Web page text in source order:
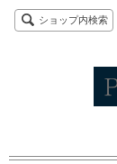
ショップ内検索